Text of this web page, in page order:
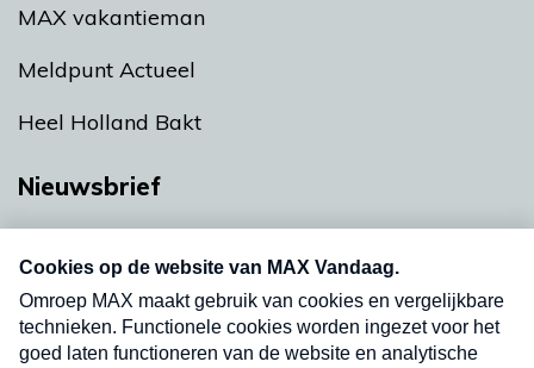
MAX vakantieman
Meldpunt Actueel
Heel Holland Bakt
Nieuwsbrief
nieuwsbrief. Elke vrijdag- en dinsdagochtend in
uw mailbox.
Verzend